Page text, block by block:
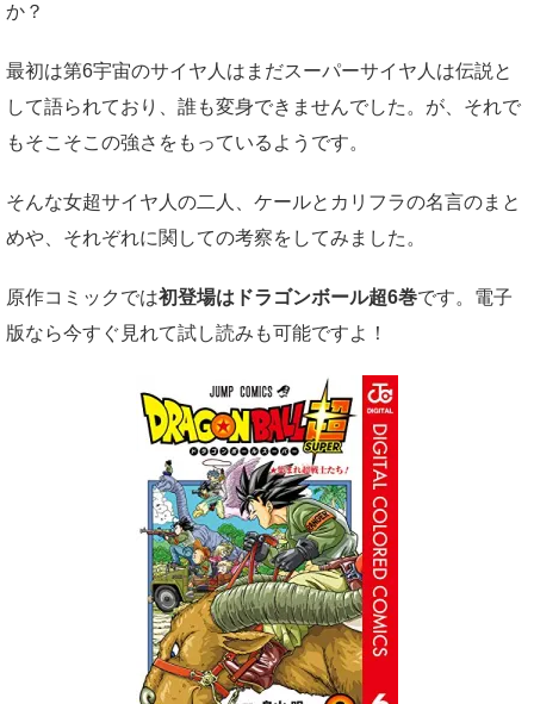
か？
最初は第6宇宙のサイヤ人はまだスーパーサイヤ人は伝説と
して語られており、誰も変身できませんでした。が、それで
もそこそこの強さをもっているようです。
そんな女超サイヤ人の二人、ケールとカリフラの名言のまと
めや、それぞれに関しての考察をしてみました。
原作コミックでは初登場はドラゴンボール超6巻です。電子
版なら今すぐ見れて試し読みも可能ですよ！